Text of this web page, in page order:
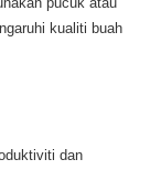
kualiti buah
dan